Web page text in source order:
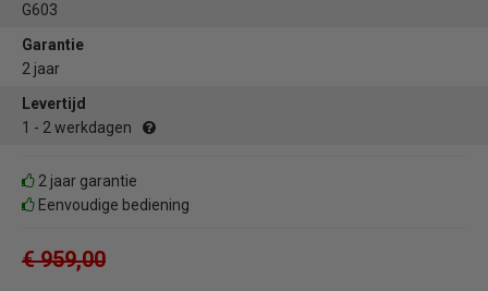
G603
Garantie
2 jaar
Levertijd
1 - 2 werkdagen
2 jaar garantie
Eenvoudige bediening
€ 959,00